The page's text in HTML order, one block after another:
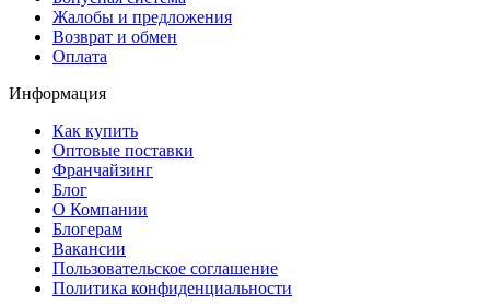
Жалобы и предложения
Возврат и обмен
Оплата
Информация
Как купить
Оптовые поставки
Франчайзинг
Блог
О Компании
Блогерам
Вакансии
Пользовательское соглашение
Политика конфиденциальности